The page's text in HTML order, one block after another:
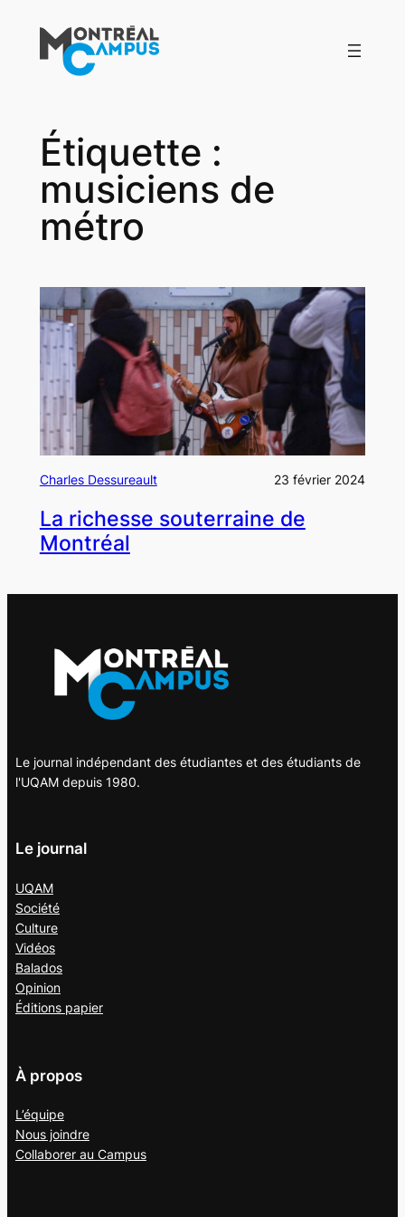
contenu
Étiquette :
musiciens de
métro
Charles Dessureault 23 février 2024
La richesse souterraine de
Montréal
Le journal indépendant des étudiantes et des étudiants de
l'UQAM depuis 1980.
Le journal
UQAM
Société
Culture
Vidéos
Balados
Opinion
Éditions papier
À propos
L’équipe
Nous joindre
Collaborer au Campus